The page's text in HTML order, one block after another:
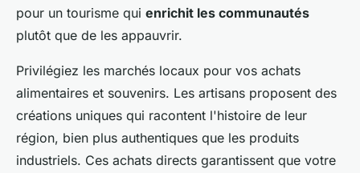
pour un tourisme qui enrichit les communautés
plutôt que de les appauvrir.
Privilégiez les marchés locaux pour vos achats
alimentaires et souvenirs. Les artisans proposent des
créations uniques qui racontent l'histoire de leur
région, bien plus authentiques que les produits
industriels. Ces achats directs garantissent que votre